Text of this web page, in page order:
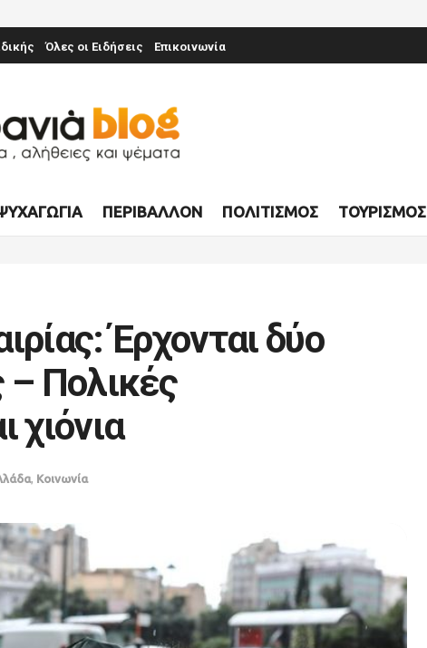
Όλες οι Ειδήσεις Επικοινωνία
ΠΕΡΙΒΆΛΛΟΝ ΠΟΛΙΤΙΣΜΌΣ ΤΟΥΡΙΣΜΌΣ
Έρχονται δύο
– Πολικές
χιόνια
Κοινωνία